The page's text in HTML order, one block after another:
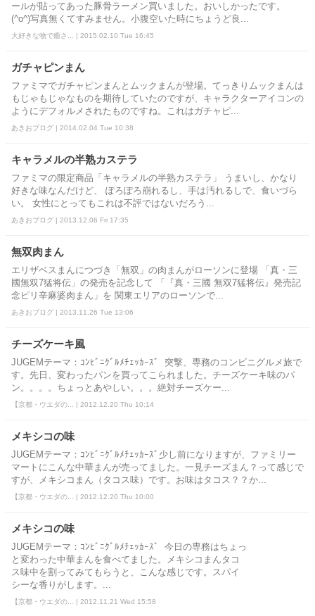
ールが貼ってあった豚骨ラーメン買いました。おいしかったです。
(^o^)写真無くてすみません。小腹空いた時にちょうど良...
大好きな物で癒さ... | 2015.02.10 Tue 16:45
ガチャピンまん
ファミマでガチャピンまんとムックまんが登場。てっきりムックまんは
もじゃもじゃなものを期待していたのですが、キャラクターアイコンの
ようにデフォルメされたものですね。これはガチャピ...
あきおブログ | 2014.02.04 Tue 10:38
キャラメルの半熟カステラ
ファミマの限定商品「キャラメルの半熟カステラ」 うまいし、かなり
好きな味なんだけど、 ぽろぽろ崩れるし、手は汚れるしで、食いづら
い。 女性にとってもこれは不評ではないだろう...
あきおブログ | 2013.12.06 Fri 17:35
無双肉まん
エリザベスまんにつづき「無双」の肉まんがローソンに登場 「真・三
國無双7猛将伝」の発売を記念して 「『真・三國 無双7猛将伝』発売記
念ピリ辛麻婆肉まん」を 関東エリアのローソンで...
あきおブログ | 2013.11.26 Tue 13:06
チーズケーキ風
JUGEMテーマ：ｺﾝﾋﾞﾆｸﾞﾙﾒﾁｪｯｶｰｽﾞ 突撃、専務のコンビニグルメ旅で
す。先日、変わったパンを買ってこられました。チーズケーキ味のパ
ン。。。。ちょっとあやしい。。。絶対チーズケー...
【京都・ウエダの... | 2012.12.20 Thu 10:14
メキシコの味
JUGEMテーマ：ｺﾝﾋﾞﾆｸﾞﾙﾒﾁｪｯｶｰｽﾞ少し前になりますが、ファミリー
マートにこんな中華まんが売ってました。一見チーズまん？って感じで
すが、メキシコまん（タコス味）です。お味はタコス？？か...
【京都・ウエダの... | 2012.12.20 Thu 10:00
メキシコの味
JUGEMテーマ：ｺﾝﾋﾞﾆｸﾞﾙﾒﾁｪｯｶｰｽﾞ 今日の専務はちょっ
と変わった中華まんを食べてました。メキシコまんタコ
ス味中を割ってみてもらうと、こんな感じです。スパイ
シーな香りがします。...
【京都・ウエダの... | 2012.11.21 Wed 15:58